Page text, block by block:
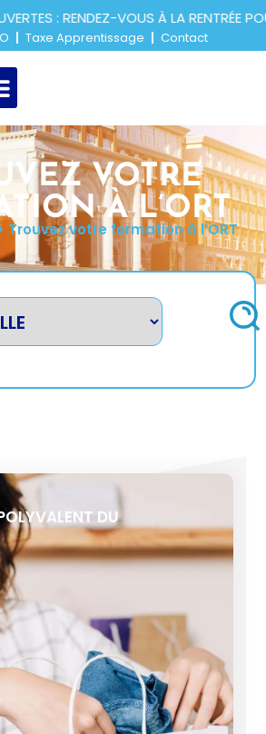
VOUS À LA RENTRÉE POUR
Taxe Apprentissage Contact
VOTRE
À L’ORT
Trouvez votre formation à l’ORT
A
DU